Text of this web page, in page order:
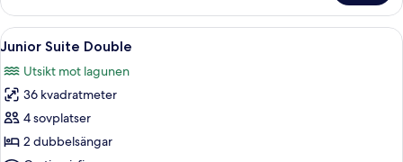
Suite
Ocean
View
Öppna
alla
foton
för
Junior
Suite
Ett hotellrum med två sängar, ett
3
Junior Suite Double
Utsikt mot lagunen
36 kvadratmeter
4 sovplatser
2 dubbelsängar